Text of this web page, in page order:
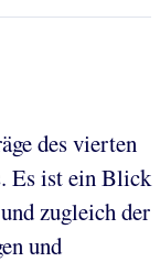
des vierten
Es ist ein Blick
zugleich der
und